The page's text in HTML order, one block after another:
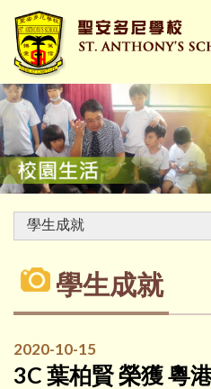
學生成就
2020-10-15
3C 葉柏賢 榮獲 粵